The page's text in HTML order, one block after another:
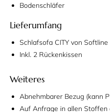
Bodenschläfer
Lieferumfang
Schlafsofa CITY von
Inkl. 2 Rückenkissen
Weiteres
Abnehmbarer Bezug (kann
Auf Anfrage in allen Stoffen